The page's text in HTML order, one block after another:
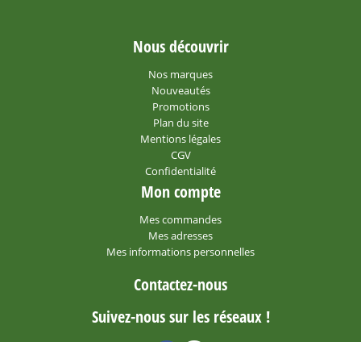
Nous découvrir
Nos marques
Nouveautés
Promotions
Plan du site
Mentions légales
CGV
Confidentialité
Mon compte
Mes commandes
Mes adresses
Mes informations personnelles
Contactez-nous
Suivez-nous sur les réseaux !